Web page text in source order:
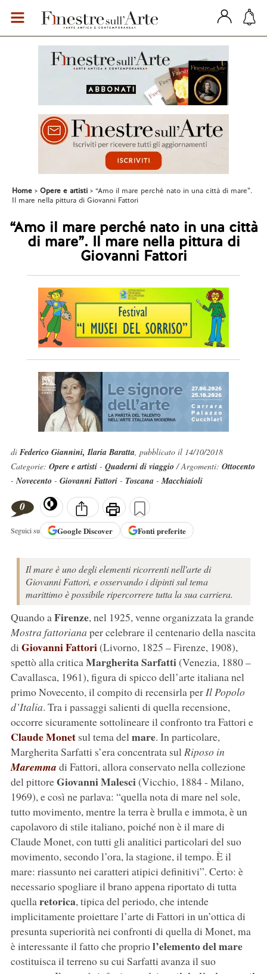
Home Opere e artisti
“Amo il mare perché nato in una città di mare”.
Il mare nella pittura di Giovanni Fattori
“Amo il mare perché nato in una città
di mare”. Il mare nella pittura di
Giovanni Fattori
di Federico Giannini, Ilaria Baratta, pubblicato il 14/10/2018
Categorie: Opere e artisti - Quaderni di viaggio / Argomenti: Ottocento
-Novecento - Giovanni Fattori- Toscana-Macchiaioli
0
Seguici su GoogleDiscover Fonti preferite
Il mare è uno degli elementi ricorrenti nell'arte di
Giovanni Fattori, e osservando i dipinti sul tema
marittimo è possibile ripercorrere tutta la sua carriera.
Quando aFirenze, nel 1925, venne organizzata la grande
Mostra fattoriana per celebrare il centenario della nascita
di Giovanni Fattori(Livorno, 1825 – Firenze, 1908),
spettò alla criticaMargherita Sarfatti(Venezia, 1880 –
Cavallasca, 1961), figura di spicco dell’arte italiana nel
primo Novecento, il compito di recensirla perIl Popolo
d’Italia. Tra i passaggi salienti di quella recensione,
occorre sicuramente sottolineare il confronto tra Fattori e
Claude Monetsul tema delmare. In particolare,
Margherita Sarfatti s’era concentrata sulRiposo in
Maremma di Fattori, allora conservato nella collezione
del pittoreGiovanni Malesci(Vicchio, 1884 - Milano,
1969), e così ne parlava: “quella nota di mare nel sole,
tutto movimento, mentre la terra è brulla e immota, è un
capolavoro di stile italiano, poiché non è il mare di
Claude Monet, con tutti gli analitici particolari del suo
movimento, secondo l’ora, la stagione, il tempo. È il
mare: riassunto nei caratteri atipici definitivi”. Certo: è
necessario spogliare il brano appena riportato di tutta
quellaretorica, tipica del periodo, che intende
implicitamente proiettare l’arte di Fattori in un’ottica di
presunta superiorità nei confronti di quella di Monet, ma
è interessante il fatto che propriol’elemento del mare
costituisca il terreno su cui Sarfatti avanza il suo